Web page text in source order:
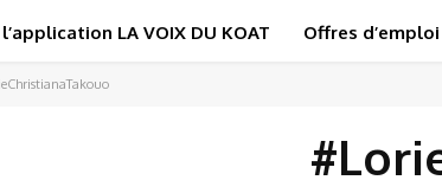
LA VOIX DU KOAT Offres d’emploi